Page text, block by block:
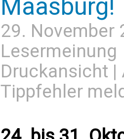
Maasburg!
29. November
Lesermeinung
Druckansicht |
Tippfehler